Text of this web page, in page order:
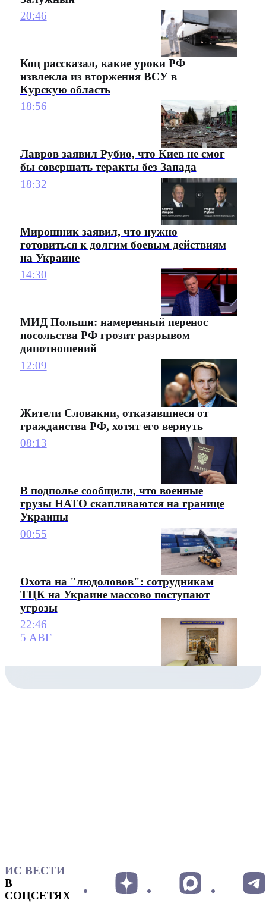
20:46
Коц рассказал, какие уроки РФ
извлекла из вторжения ВСУ в
Курскую область
18:56
Лавров заявил Рубио, что Киев не смог
бы совершать теракты без Запада
18:32
Мирошник заявил, что нужно
готовиться к долгим боевым действиям
на Украине
14:30
МИД Польши: намеренный перенос
посольства РФ грозит разрывом
дипотношений
12:09
Жители Словакии, отказавшиеся от
гражданства РФ, хотят его вернуть
08:13
В подполье сообщили, что военные
грузы НАТО скапливаются на границе
Украины
00:55
Охота на "людоловов": сотрудникам
ТЦК на Украине массово поступают
угрозы
22:46
5 АВГ
ИС ВЕСТИ
В
СОЦСЕТЯХ